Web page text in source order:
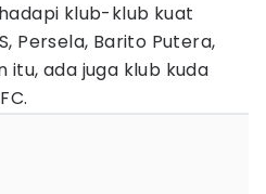
klub-klub kuat
Persela, Barito Putera,
itu, ada juga klub kuda